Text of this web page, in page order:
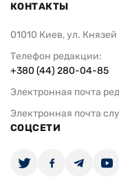
КОНТАКТЫ
01010 Киев, ул.
Телефон редакции:
+380 (44) 280-04-85
Электронная почта
Электронная почта
СОЦСЕТИ